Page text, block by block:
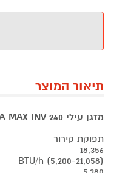
תיאור המוצר
מזגן עילי ELECTRA MAX INV 240 אלקטרה
תפוקת קירור
18,356
(5,200-21,058) BTU/h